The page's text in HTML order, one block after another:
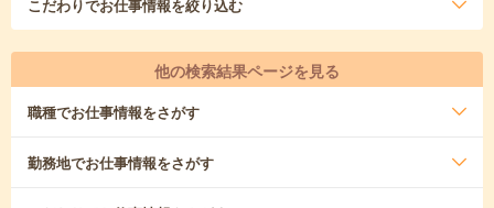
こだわりでお仕事情報を絞り込む
他の検索結果ページを見る
職種でお仕事情報をさがす
勤務地でお仕事情報をさがす